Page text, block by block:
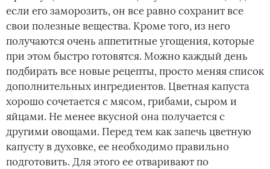
если его заморозить, он все равно сохранит все
свои полезные вещества. Кроме того, из него
получаются очень аппетитные угощения, которые
при этом быстро готовятся. Можно каждый день
подбирать все новые рецепты, просто меняя список
дополнительных ингредиентов. Цветная капуста
хорошо сочетается с мясом, грибами, сыром и
яйцами. Не менее вкусной она получается с
другими овощами. Перед тем как запечь цветную
капусту в духовке, ее необходимо правильно
подготовить. Для этого ее отваривают по